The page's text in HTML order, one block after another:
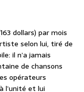
dollars) par mois
selon lui, tiré de
il n’a jamais
de chansons
opérateurs
l’unité et lui